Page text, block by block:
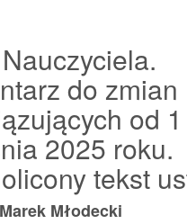
do zmian
od 1
2025 roku.
tekst
Młodecki